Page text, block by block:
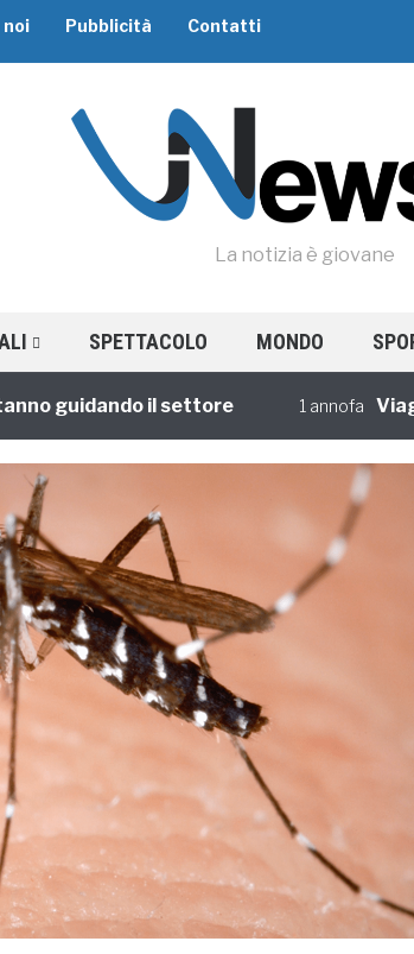
noi Pubblicità Contatti
La notizia è giovane
SPETTACOLO MONDO
il settore 1 annofa Viaggi di